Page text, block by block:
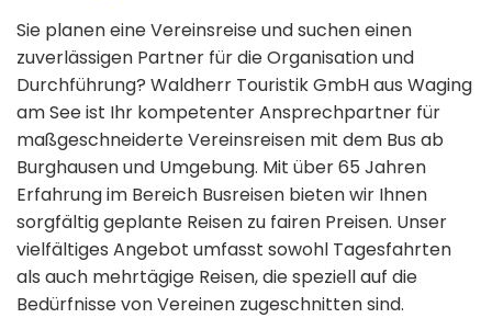
Sie planen eine Vereinsreise und suchen einen
zuverlässigen Partner für die Organisation und
Durchführung? Waldherr Touristik GmbH aus Waging
am See ist Ihr kompetenter Ansprechpartner für
maßgeschneiderte Vereinsreisen mit dem Bus ab
Burghausen und Umgebung. Mit über 65 Jahren
Erfahrung im Bereich Busreisen bieten wir Ihnen
sorgfältig geplante Reisen zu fairen Preisen. Unser
vielfältiges Angebot umfasst sowohl Tagesfahrten
als auch mehrtägige Reisen, die speziell auf die
Bedürfnisse von Vereinen zugeschnitten sind.